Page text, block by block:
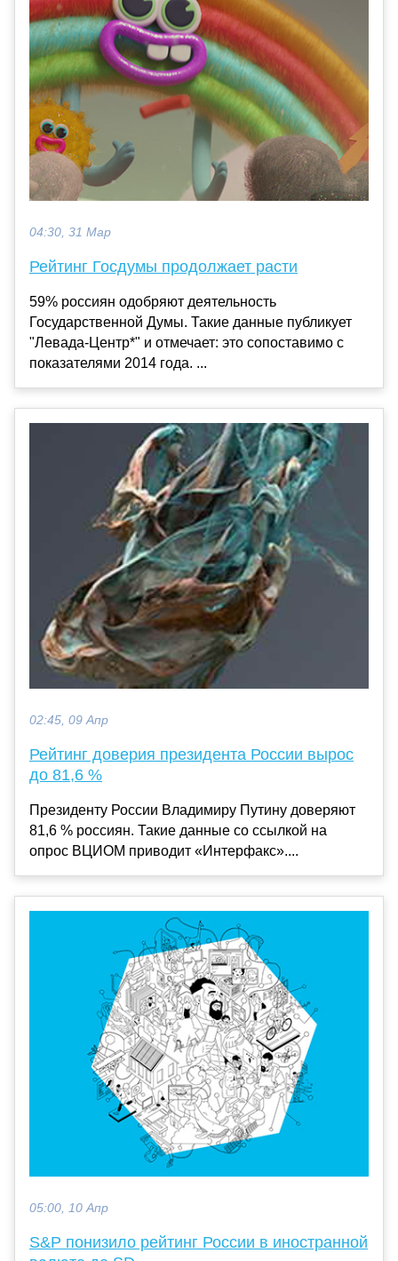
04:30, 31 Мар
Рейтинг Госдумы продолжает расти
59% россиян одобряют деятельность
Государственной Думы. Такие данные публикует
"Левада-Центр*" и отмечает: это сопоставимо с
показателями 2014 года. ...
02:45, 09 Апр
Рейтинг доверия президента России вырос
до 81,6 %
Президенту России Владимиру Путину доверяют
81,6 % россиян. Такие данные со ссылкой на
опрос ВЦИОМ приводит «Интерфакс»....
05:00, 10 Апр
S&P понизило рейтинг России в иностранной